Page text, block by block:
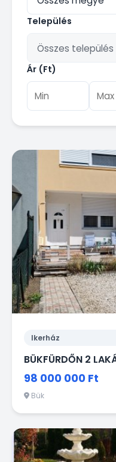
Település
Ár (Ft)
Ikerház
BÜKFÜRDŐN 2
98 000 000 Ft
Bük